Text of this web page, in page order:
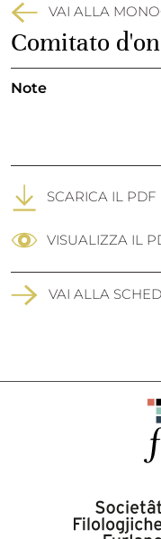
VAI ALLA
Comitato
Note
SCARICA IL PDF
VISUALIZZA IL
VAI ALLA